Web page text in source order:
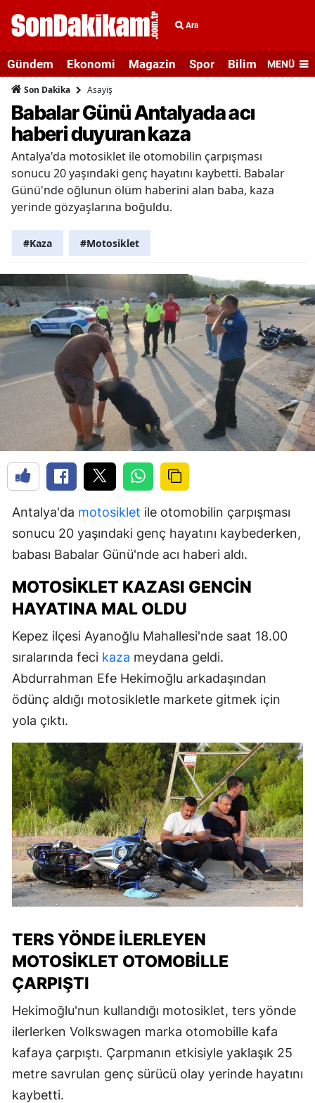
Ara
Gündem Ekonomi Magazin Spor Bilim veMENÜ
Son Dakika Asayiş
Babalar Günü Antalyada acı
haberi duyuran kaza
Antalya'da motosiklet ile otomobilin çarpışması
sonucu 20 yaşındaki genç hayatını kaybetti. Babalar
Günü'nde oğlunun ölüm haberini alan baba, kaza
yerinde gözyaşlarına boğuldu.
#Kaza #Motosiklet
Antalya'da motosiklet ile otomobilin çarpışması
sonucu 20 yaşındaki genç hayatını kaybederken,
babası Babalar Günü'nde acı haberi aldı.
MOTOSIKLET KAZASI GENCIN
HAYATINA MAL OLDU
Kepez ilçesi Ayanoğlu Mahallesi'nde saat 18.00
sıralarında feci kaza meydana geldi.
Abdurrahman Efe Hekimoğlu arkadaşından
ödünç aldığı motosikletle markete gitmek için
yola çıktı.
TERS YÖNDE İLERLEYEN
MOTOSIKLET OTOMOBILLE
ÇARPIŞTI
Hekimoğlu'nun kullandığı motosiklet, ters yönde
ilerlerken Volkswagen marka otomobille kafa
kafaya çarpıştı. Çarpmanın etkisiyle yaklaşık 25
metre savrulan genç sürücü olay yerinde hayatını
kaybetti.